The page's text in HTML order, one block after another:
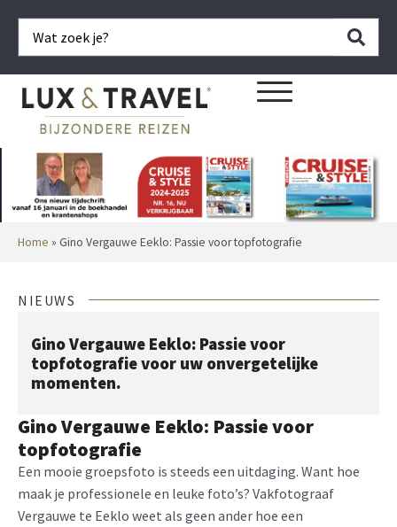
Home » Gino Vergauwe Eeklo: Passie voor topfotografie
NIEUWS
Gino Vergauwe Eeklo: Passie voor
topfotografie voor uw onvergetelijke
momenten.
Gino Vergauwe Eeklo: Passie voor
topfotografie
Een mooie groepsfoto is steeds een uitdaging. Want hoe
maak je professionele en leuke foto’s? Vakfotograaf
Vergauwe te Eeklo weet als geen ander hoe een